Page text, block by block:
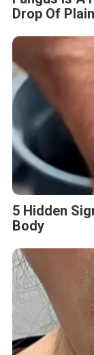
Drop Of
5 Hidden
Body